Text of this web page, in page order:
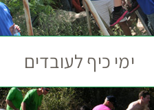
ימי כיף לעובדים